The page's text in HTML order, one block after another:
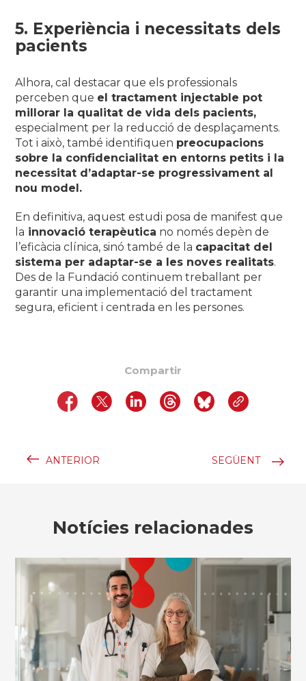
5. Experiència i necessitats dels
pacients
Alhora, cal destacar que els professionals
perceben que el tractament injectable pot
millorar la qualitat de vida dels pacients,
especialment per la reducció de desplaçaments.
Tot i això, també identifiquen preocupacions
sobre la confidencialitat en entorns petits i la
necessitat d’adaptar-se progressivament al
nou model.
En definitiva, aquest estudi posa de manifest que
la innovació terapèutica no només depèn de
l’eficàcia clínica, sinó també de la capacitat del
sistema per adaptar-se a les noves realitats.
Des de la Fundació continuem treballant per
garantir una implementació del tractament
segura, eficient i centrada en les persones.
Compartir
ANTERIOR SEGÜENT
Notícies relacionades